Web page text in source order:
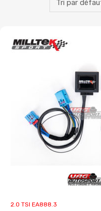
2.0 TSI EA888.3